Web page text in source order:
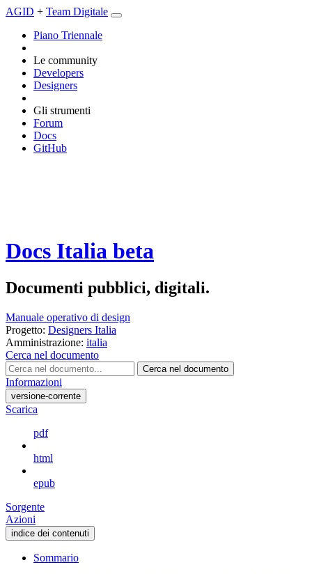
AGID + Team Digitale
Piano Triennale
Le community
Developers
Designers
Gli strumenti
Forum
Docs
GitHub
Docs Italia beta
Documenti pubblici, digitali.
Manuale operativo di design
Progetto: Designers Italia
Amministrazione: italia
Cerca nel documento
Cerca nel documento
Informazioni
versione-corrente
Scarica
pdf
html
epub
Sorgente
Azioni
indice dei contenuti
Sommario